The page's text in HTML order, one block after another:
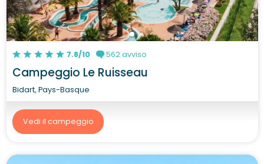
7.8/10 562 avviso
Campeggio Le Ruisseau
Bidart, Pays-Basque
Vedi il campeggio